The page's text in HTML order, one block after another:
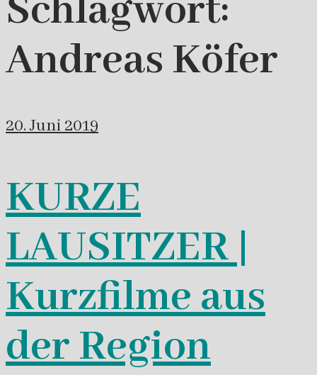
Schlagwort:
Andreas Köfer
20. Juni 2019
KURZE
LAUSITZER |
Kurzfilme aus
der Region